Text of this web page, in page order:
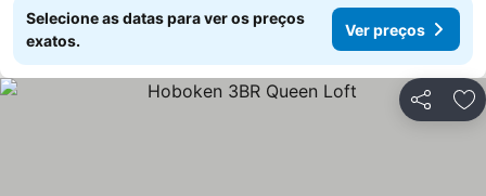
Selecione as datas para ver os preços
exatos.
Ver preços
Partilhar